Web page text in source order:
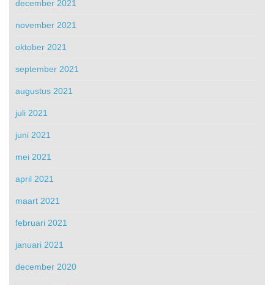
december 2021
november 2021
oktober 2021
september 2021
augustus 2021
juli 2021
juni 2021
mei 2021
april 2021
maart 2021
februari 2021
januari 2021
december 2020